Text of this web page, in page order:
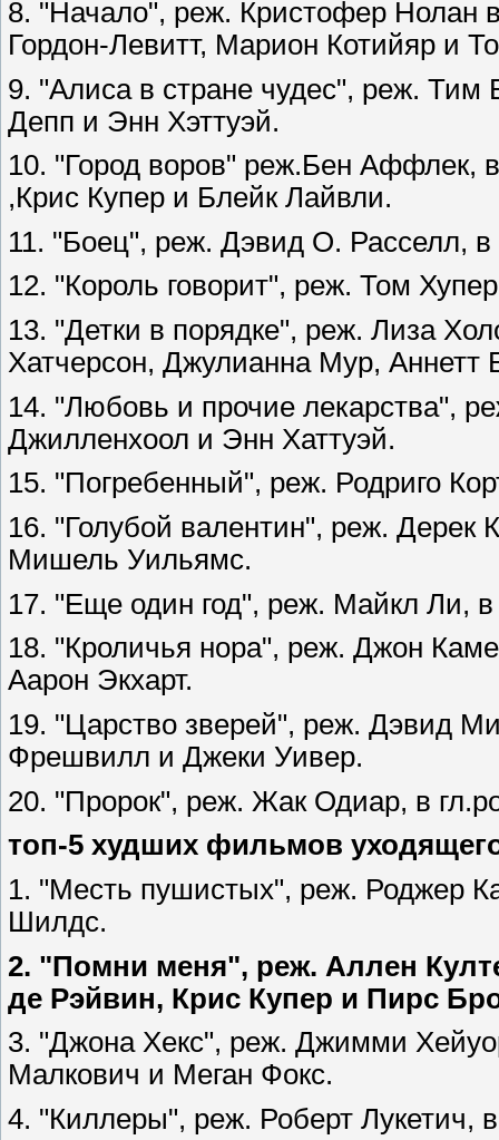
8. "Начало", реж. Кристофер Нолан
Гордон-Левитт, Марион Котийяр и
9. "Алиса в стране чудес", реж. Тим
Депп и Энн Хэттуэй.
10. "Город воров" реж.Бен Аффлек,
,Крис Купер и Блейк Лайвли.
11. "Боец", реж. Дэвид О. Расселл,
12. "Король говорит", реж. Том
13. "Детки в порядке", реж. Лиза
Хатчерсон, Джулианна Мур,
14. "Любовь и прочие лекарства",
Джилленхоол и Энн Хаттуэй.
15. "Погребенный", реж. Родриго
16. "Голубой валентин", реж. Дерек
Мишель Уильямс.
17. "Еще один год", реж. Майкл Ли,
18. "Кроличья нора", реж. Джон
Аарон Экхарт.
19. "Царство зверей", реж. Дэвид
Фрешвилл и Джеки Уивер.
20. "Пророк", реж. Жак Одиар, в
топ-5 худших фильмов
1. "Месть пушистых", реж. Роджер
Шилдс.
2. "Помни меня", реж. Аллен
де Рэйвин, Крис Купер и Пирс
3. "Джона Хекс", реж. Джимми
Малкович и Меган Фокс.
4. "Киллеры", реж. Роберт Лукетич,